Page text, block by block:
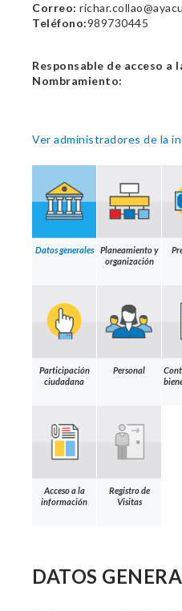
Correo:
Teléfono:989730445
Responsable de acceso a
Nombramiento:
Ver administradores de la
Datos generales
Planeamiento y
organización
Participación
ciudadana
Personal
Acceso a la
información
Registro de
Visitas
DATOS